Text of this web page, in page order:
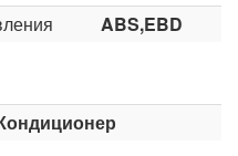
ABS,EBD